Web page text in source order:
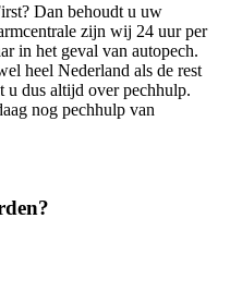
Dan behoudt u uw
zijn wij 24 uur per
in het geval van autopech.
heel Nederland als de rest
u dus altijd over pechhulp.
nog pechhulp van